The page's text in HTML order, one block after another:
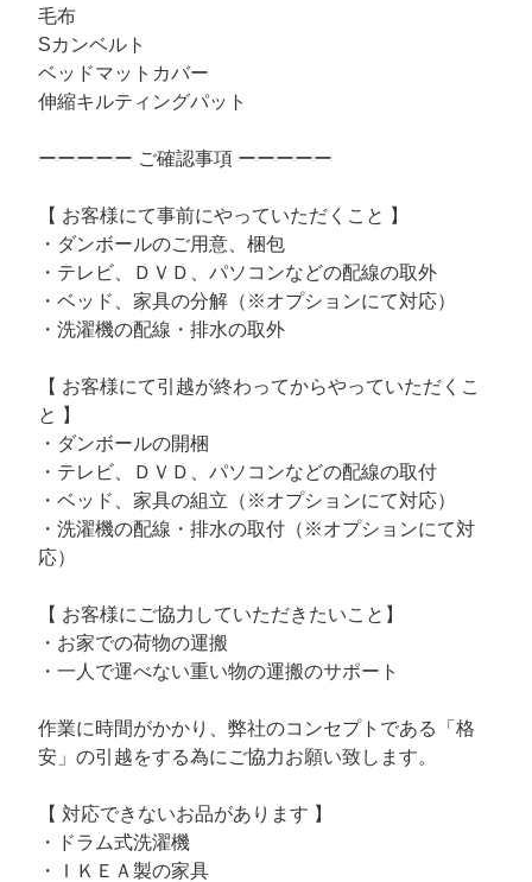
毛布
Sカンベルト
ベッドマットカバー
伸縮キルティングパット
ーーーーー ご確認事項 ーーーーー
【 お客様にて事前にやっていただくこと 】
・ダンボールのご用意、梱包
・テレビ、ＤＶＤ、パソコンなどの配線の取外
・ベッド、家具の分解（※オプションにて対応）
・洗濯機の配線・排水の取外
【 お客様にて引越が終わってからやっていただくこ
と 】
・ダンボールの開梱
・テレビ、ＤＶＤ、パソコンなどの配線の取付
・ベッド、家具の組立（※オプションにて対応）
・洗濯機の配線・排水の取付（※オプションにて対
応）
【 お客様にご協力していただきたいこと】
・お家での荷物の運搬
・一人で運べない重い物の運搬のサポート
作業に時間がかかり、弊社のコンセプトである「格
安」の引越をする為にご協力お願い致します。
【 対応できないお品があります 】
・ドラム式洗濯機
・ＩＫＥＡ製の家具